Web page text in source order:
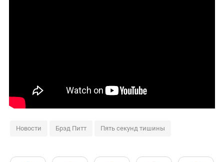
Новости Брэд Питт Пять секунд тишины